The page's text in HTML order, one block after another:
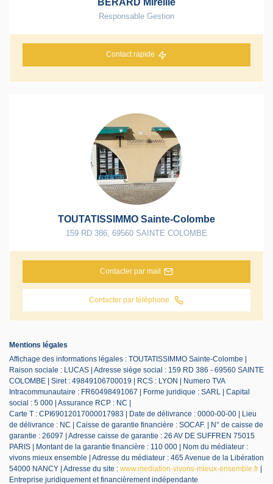
BERARD Mireille
Responsable Gestion
Contact rapide
TOUTATISSIMMO Sainte-Colombe
159 RD 386 69560 SAINTE COLOMBE
Contacter par mail
Contacter par téléphone
Mentions légales
Affichage des informations légales : TOUTATISSIMMO Sainte-Colombe |
Raison sociale : LUCAS | Adresse siège social : 159 RD 386 - 69560 SAINTE
COLOMBE | Siret : 49849106700019 | RCS : LYON | Numero TVA
Intracommunautaire : FR60498491067 | Forme juridique : SARL | Capital
social : 5 000 | Assurance RCP : NC |
Carte T : CPI69012017000017983 | Date de délivrance : 0000-00-00 | Lieu
de délivrance : NC | Caisse de garantie financière : SOCAF. | N° de caisse de
garantie : 26097 | Adresse caisse de garantie : 26 AV DE SUFFREN 75015
PARIS | Montant de la garantie financière : 110 000 | Nom du médiateur :
vivons mieux ensemble | Adresse du médiateur : 465 Avenue de la Libération
54000 NANCY | Adresse du site : www.mediation-vivons-mieux-ensemble.fr
Entreprise juridiquement et financièrement indépendante